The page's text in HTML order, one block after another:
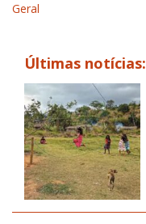
Geral
Últimas notícias: